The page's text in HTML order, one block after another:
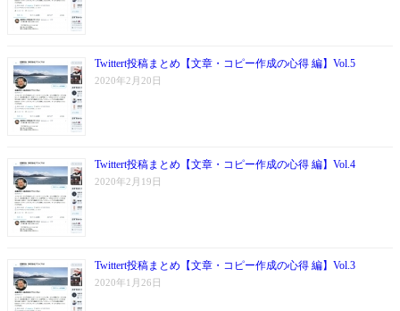
Twittert投稿まとめ【文章・コピー作成の心得 編】Vol.5
2020年2月20日
Twittert投稿まとめ【文章・コピー作成の心得 編】Vol.4
2020年2月19日
Twittert投稿まとめ【文章・コピー作成の心得 編】Vol.3
2020年1月26日